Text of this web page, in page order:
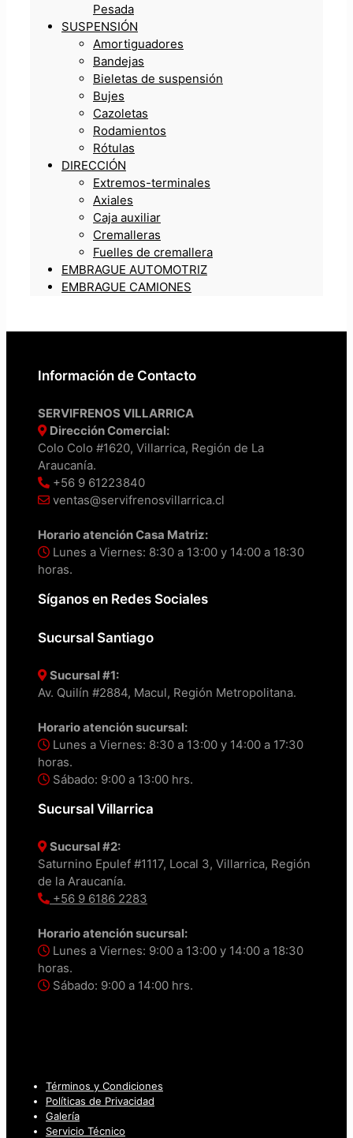
Pesada
SUSPENSIÓN
Amortiguadores
Bandejas
Bieletas de suspensión
Bujes
Cazoletas
Rodamientos
Rótulas
DIRECCIÓN
Extremos-terminales
Axiales
Caja auxiliar
Cremalleras
Fuelles de cremallera
EMBRAGUE AUTOMOTRIZ
EMBRAGUE CAMIONES
Información de Contacto
SERVIFRENOS VILLARRICA
Dirección Comercial:
Colo Colo #1620, Villarrica, Región de La
Araucanía.
+56 9 61223840
ventas@servifrenosvillarrica.cl
Horario atención Casa Matriz:
Lunes a Viernes: 8:30 a 13:00 y 14:00 a 18:30
horas.
Síganos en Redes Sociales
Sucursal Santiago
Sucursal #1:
Av. Quilín #2884, Macul, Región Metropolitana.
Horario atención sucursal:
Lunes a Viernes: 8:30 a 13:00 y 14:00 a 17:30
horas.
Sábado: 9:00 a 13:00 hrs.
Sucursal Villarrica
Sucursal #2:
Saturnino Epulef #1117, Local 3, Villarrica, Región
de la Araucanía.
+56 9 6186 2283
Horario atención sucursal:
Lunes a Viernes: 9:00 a 13:00 y 14:00 a 18:30
horas.
Sábado: 9:00 a 14:00 hrs.
Términos y Condiciones
Políticas de Privacidad
Galería
Servicio Técnico